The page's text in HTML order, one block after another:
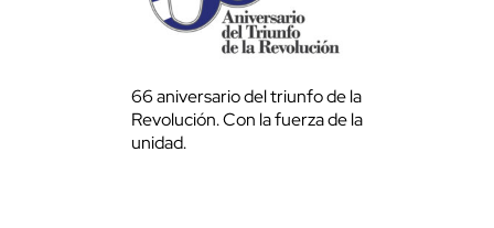
66 aniversario del triunfo de la
Revolución. Con la fuerza de la
unidad.